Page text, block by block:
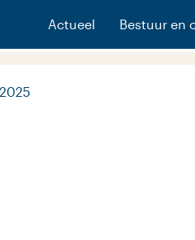
Actueel Bestuur en